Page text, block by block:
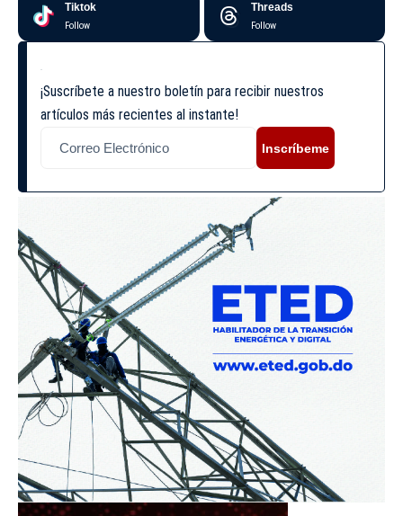
Tiktok
Follow
Threads
Follow
¡Suscríbete a nuestro boletín para recibir nuestros
artículos más recientes al instante!
Inscríbeme